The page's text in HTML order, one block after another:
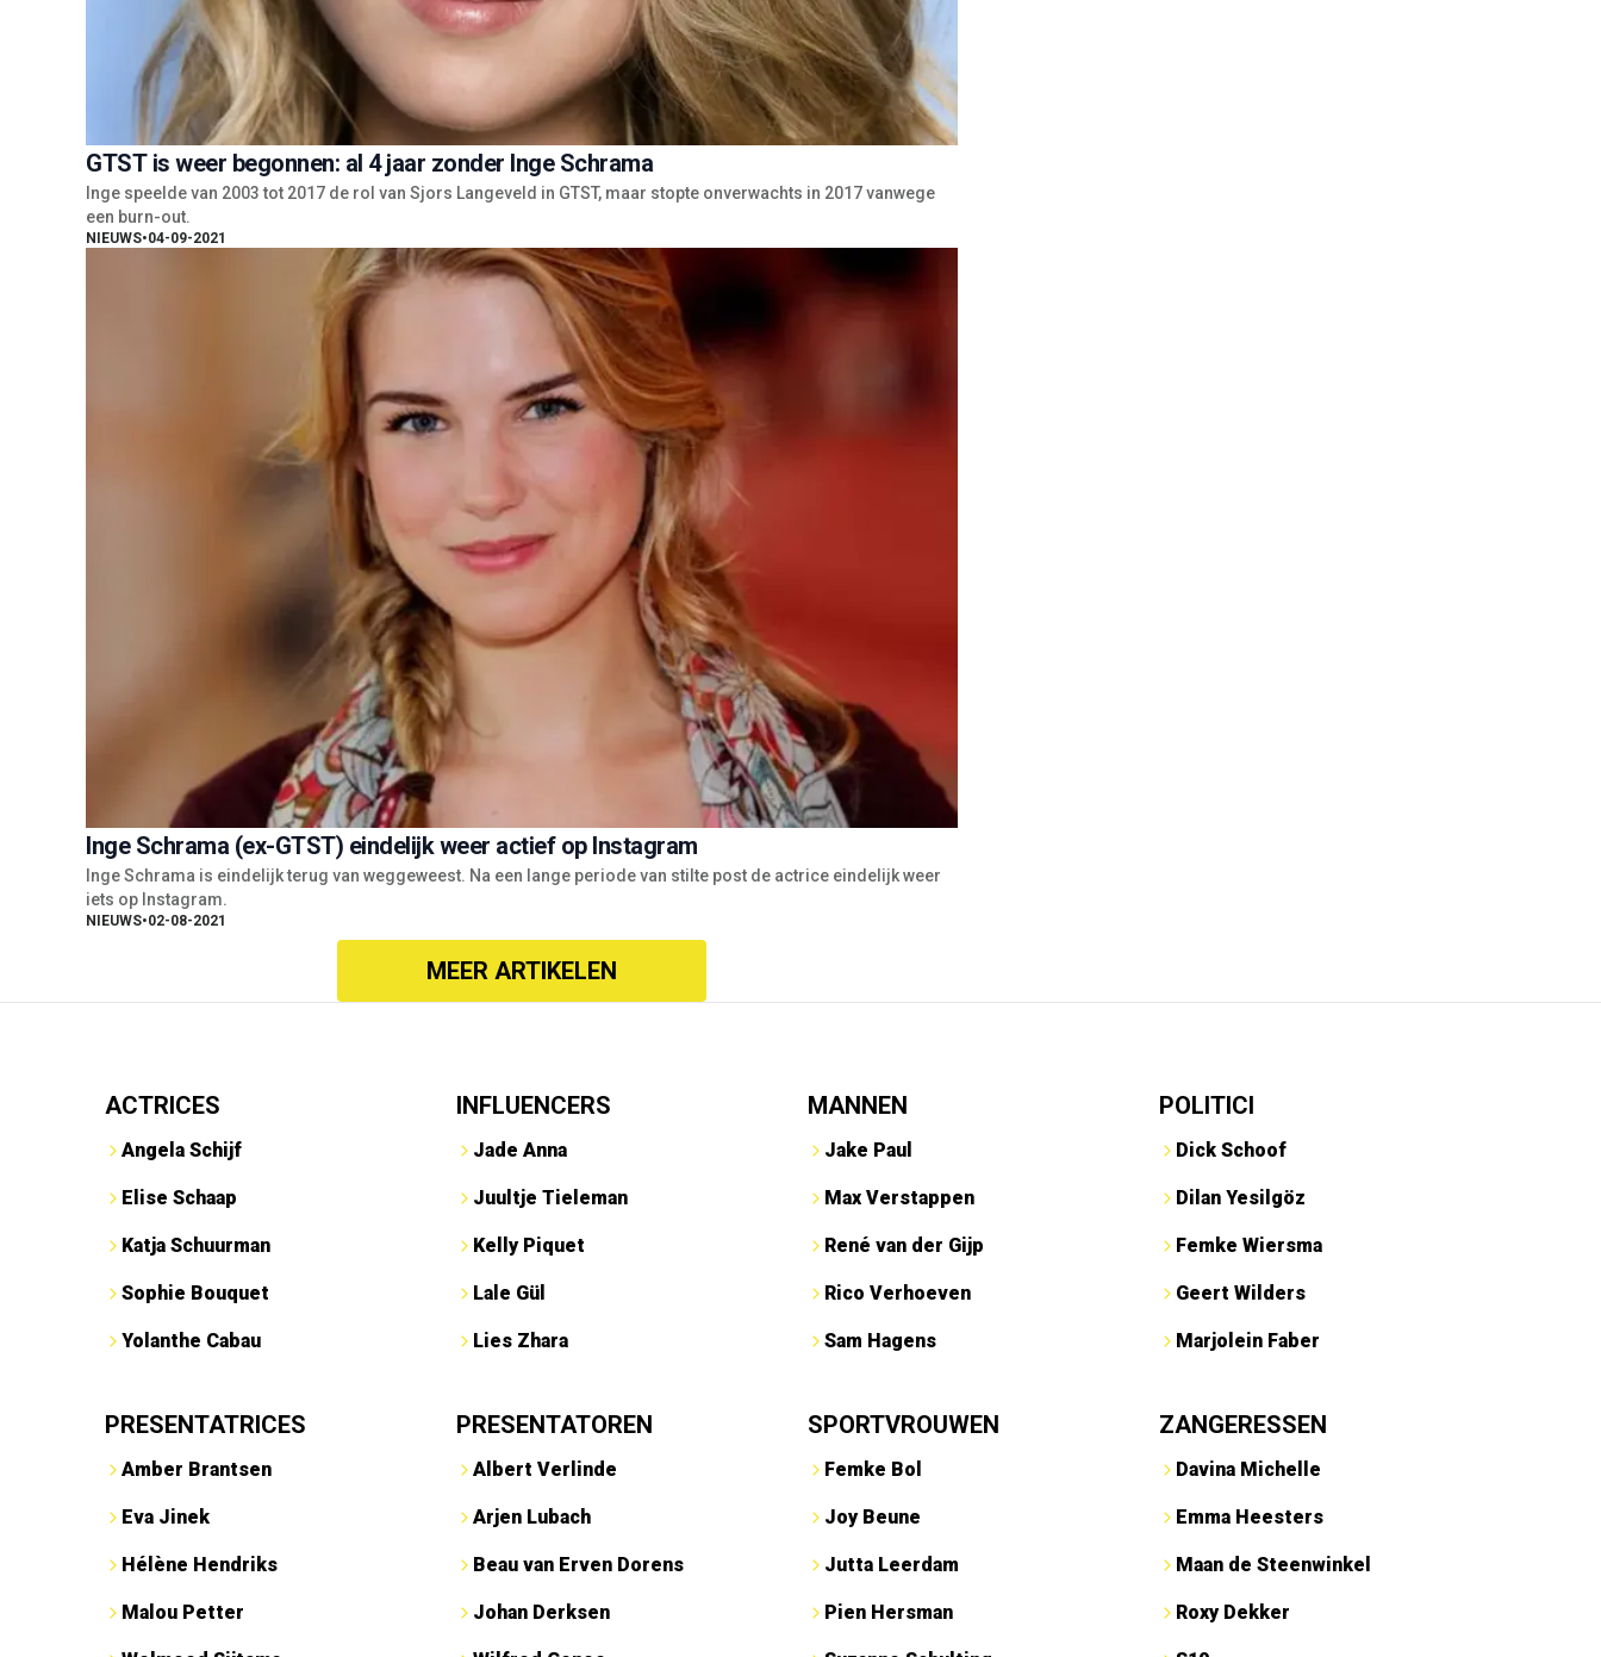
GTST is weer begonnen: al 4 jaar zonder Inge Schrama
Inge speelde van 2003 tot 2017 de rol van Sjors Langeveld in GTST, maar stopte onverwachts in 2017 vanwege
een burn-out.
NIEUWS•04-09-2021
Inge Schrama (ex-GTST) eindelijk weer actief op Instagram
Inge Schrama is eindelijk terug van weggeweest. Na een lange periode van stilte post de actrice eindelijk weer
iets op Instagram.
NIEUWS•02-08-2021
MEER ARTIKELEN
ACTRICES
Angela Schijf
Elise Schaap
Katja Schuurman
Sophie Bouquet
Yolanthe Cabau
INFLUENCERS
Jade Anna
Juultje Tieleman
Kelly Piquet
Lale Gül
Lies Zhara
MANNEN
Jake Paul
Max Verstappen
René van der Gijp
Rico Verhoeven
Sam Hagens
POLITICI
Dick Schoof
Dilan Yesilgöz
Femke Wiersma
Geert Wilders
Marjolein Faber
PRESENTATRICES
Amber Brantsen
Eva Jinek
Hélène Hendriks
Malou Petter
PRESENTATOREN
Albert Verlinde
Arjen Lubach
Beau van Erven Dorens
Johan Derksen
SPORTVROUWEN
Femke Bol
Joy Beune
Jutta Leerdam
Pien Hersman
ZANGERESSEN
Davina Michelle
Emma Heesters
Maan de Steenwinkel
Roxy Dekker